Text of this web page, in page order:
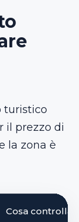
turistico
il prezzo di
la zona è
Cosa